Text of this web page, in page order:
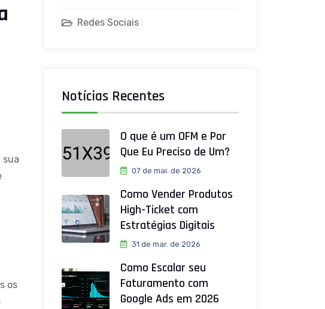
sua
os
Redes Sociais
Notícias Recentes
O que é um OFM e Por
Que Eu Preciso de Um?
07 de mai. de 2026
Como Vender Produtos
High-Ticket com
Estratégias Digitais
31 de mar. de 2026
Como Escalar seu
Faturamento com
Google Ads em 2026